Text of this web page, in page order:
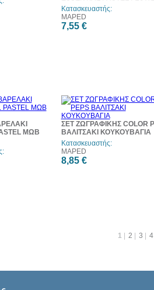
Κατασκευαστής:
MAPED
7,55 €
ΜΩΒ
ΣΕΤ ΖΩΓΡΑΦΙΚΗΣ COLOR
ΒΑΛΙΤΣΑΚΙ ΚΟΥΚΟΥΒΑΓΙΑ
Κατασκευαστής:
MAPED
8,85 €
1 2 3 4